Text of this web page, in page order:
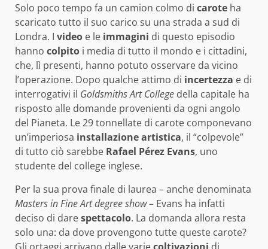
Solo poco tempo fa un camion colmo di carote ha
scaricato tutto il suo carico su una strada a sud di
Londra. I video e le immagini di questo episodio
hanno colpito i media di tutto il mondo e i cittadini,
che, lì presenti, hanno potuto osservare da vicino
l’operazione. Dopo qualche attimo di incertezza e di
interrogativi il GoldsmithsArt College della capitale ha
risposto alle domande provenienti da ogni angolo
del Pianeta. Le 29 tonnellate di carote componevano
un’imperiosa installazioneartistica, il “colpevole”
di tutto ciò sarebbe Rafael Pérez Evans, uno
studente del college inglese.
Per la sua prova finale di laurea – anche denominata
Mastersin Fine Art degree show– Evans ha infatti
deciso di darespettacolo. La domanda allora resta
solo una: da dove provengono tutte queste carote?